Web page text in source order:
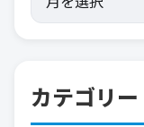
カテゴリー